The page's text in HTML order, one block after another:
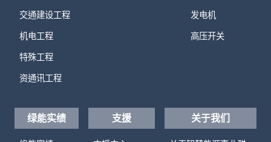
交通建设工程
机电工程
特殊工程
资通讯工程
发电机
高压开关
绿能实绩 支援 关于我们